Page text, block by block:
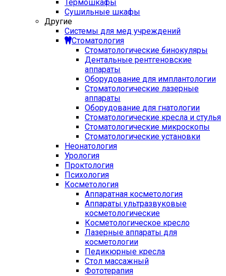
Термошкафы
Сушильные шкафы
Другие
Системы для мед учреждений
Стоматология
Стоматологические бинокуляры
Дентальные рентгеновские
аппараты
Оборудование для имплантологии
Стоматологические лазерные
аппараты
Оборудование для гнатологии
Стоматологические кресла и стулья
Стоматологические микроскопы
Стоматологические установки
Неонатология
Урология
Проктология
Психология
Косметология
Аппаратная косметология
Аппараты ультразвуковые
косметологические
Косметологическое кресло
Лазерные аппараты для
косметологии
Педикюрные кресла
Стол массажный
Фототерапия